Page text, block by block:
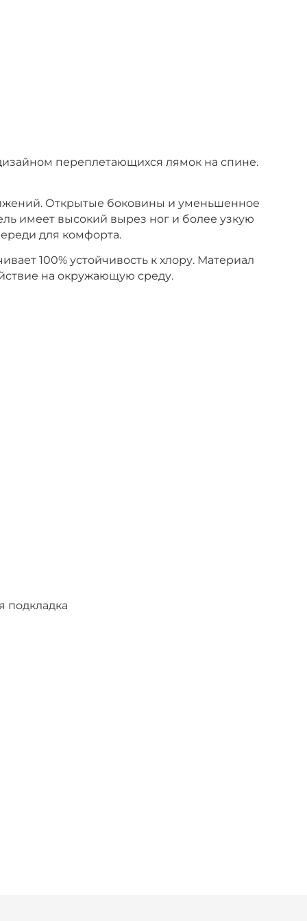
переплетающихся лямок на спине.
Открытые боковины и уменьшенное
имеет высокий вырез ног и более узкую
для комфорта.
100% устойчивость к хлору. Материал
на окружающую среду.
подкладка